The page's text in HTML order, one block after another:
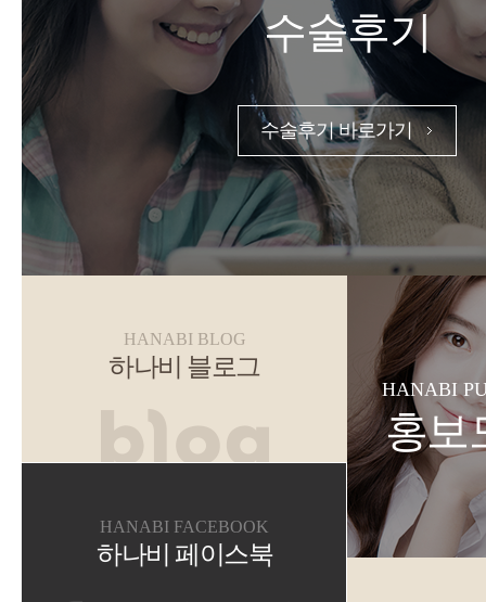
수술후기
수술후기 바로가기
HANABI BLOG
하나비 블로그
HANABI FACEBOOK
하나비 페이스북
HANABI
홍보